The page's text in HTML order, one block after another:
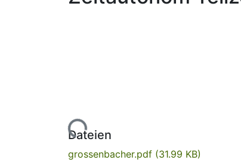
Lade...
Dateien
grossenbacher.pdf (31.99 KB)